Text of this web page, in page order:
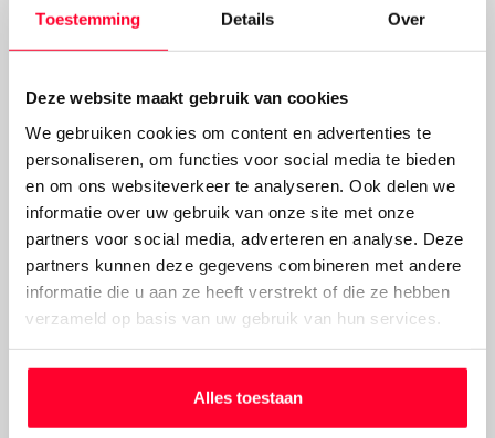
Toestemming Details Over
Deze website maakt gebruik van cookies
We gebruiken cookies om content en advertenties te
personaliseren, om functies voor social media te bieden
en om ons websiteverkeer te analyseren. Ook delen we
informatie over uw gebruik van onze site met onze
partners voor social media, adverteren en analyse. Deze
partners kunnen deze gegevens combineren met andere
informatie die u aan ze heeft verstrekt of die ze hebben
verzameld op basis van uw gebruik van hun services.
Alles toestaan
Kapotte ketting
Remproblemen
Versnellingsproblemen
Elektrische fiets werkt niet
Overige, specificeer hieronder
Overige problemen